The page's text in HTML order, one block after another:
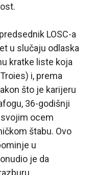
LOSC-a
u slučaju odlaska
kratke liste koja
i, prema
što je karijeru
36-godišnji
ocem
štabu. Ovo
u
je da